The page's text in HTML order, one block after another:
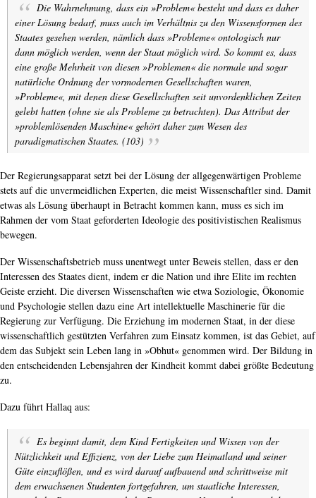
Die Wahrnehmung, dass ein »Problem« besteht und dass es daher
einer Lösung bedarf, muss auch im Verhältnis zu den Wissensformen des
Staates gesehen werden, nämlich dass »Probleme« ontologisch nur
dann möglich werden, wenn der Staat möglich wird. So kommt es, dass
eine große Mehrheit von diesen »Problemen« die normale und sogar
natürliche Ordnung der vormodernen Gesellschaften waren,
»Probleme«, mit denen diese Gesellschaften seit unvordenklichen Zeiten
gelebt hatten (ohne sie als Probleme zu betrachten). Das Attribut der
»problemlösenden Maschine« gehört daher zum Wesen des
paradigmatischen Staates. (103)
Der Regierungsapparat setzt bei der Lösung der allgegenwärtigen Probleme
stets auf die unvermeidlichen Experten, die meist Wissenschaftler sind. Damit
etwas als Lösung überhaupt in Betracht kommen kann, muss es sich im
Rahmen der vom Staat geforderten Ideologie des positivistischen Realismus
bewegen.
Der Wissenschaftsbetrieb muss unentwegt unter Beweis stellen, dass er den
Interessen des Staates dient, indem er die Nation und ihre Elite im rechten
Geiste erzieht. Die diversen Wissenschaften wie etwa Soziologie, Ökonomie
und Psychologie stellen dazu eine Art intellektuelle Maschinerie für die
Regierung zur Verfügung. Die Erziehung im modernen Staat, in der diese
wissenschaftlich gestützten Verfahren zum Einsatz kommen, ist das Gebiet, auf
dem das Subjekt sein Leben lang in »Obhut« genommen wird. Der Bildung in
den entscheidenden Lebensjahren der Kindheit kommt dabei größte Bedeutung
zu.
Dazu führt Hallaq aus:
Es beginnt damit, dem Kind Fertigkeiten und Wissen von der
Nützlichkeit und Effizienz, von der Liebe zum Heimatland und seiner
Güte einzuflößen, und es wird darauf aufbauend und schrittweise mit
dem erwachsenen Studenten fortgefahren, um staatliche Interessen,